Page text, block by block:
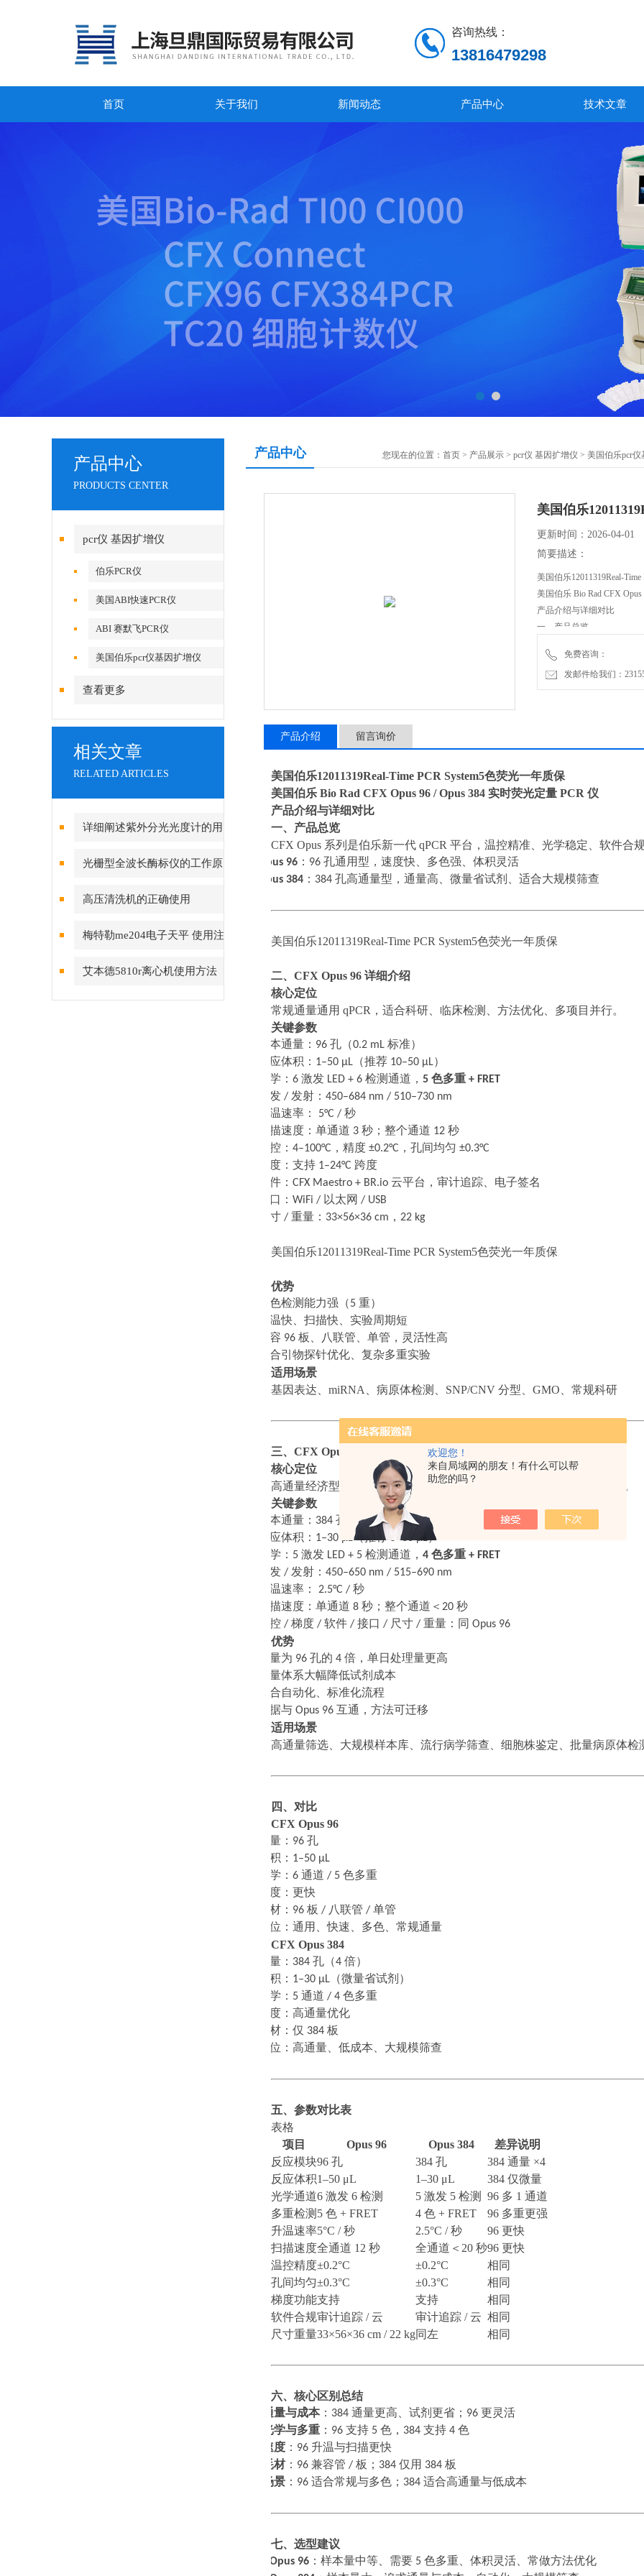
欢迎您！
来自局域网的朋友！有什么可以帮
助您的吗？
咨询热线：
13816479298
首页 关于我们 新闻动态 产品中心 技术文章
产品中心
PRODUCTS CENTER
pcr仪 基因扩增仪
伯乐PCR仪
美国ABI快速PCR仪
ABI 赛默飞PCR仪
美国伯乐pcr仪基因扩增仪
查看更多
相关文章
RELATED ARTICLES
详细阐述紫外分光光度计的用
途及工作原理
光栅型全波长酶标仪的工作原
理
高压清洗机的正确使用
梅特勒me204电子天平 使用注
意事项
艾本德5810r离心机使用方法
简要步骤
产品中心 您现在的位置： 首页 > 产品展示 > pcr仪 基因扩增仪 > 美国伯乐pcr
美国伯乐
更新时间：2026-04-01
简要描述：
美国伯乐12011319Real-
美国伯乐 Bio Rad CFX
产品介绍与详细对比
一、产品总览
·Opus 96：96 孔通用型，
免费咨询：
发邮件给我们：
产品介绍 留言询价
美国伯乐12011319Real-Time PCR System5色荧光一年质保
美国伯乐 Bio Rad CFX Opus 96 / Opus 384 实时荧光定量 PCR 仪
产品介绍与详细对比
一、产品总览
CFX Opus 系列是伯乐新一代 qPCR 平台，温控精准、光学稳定、软件合
Opus 96 ： 96 孔通用型，速度快、多色强、体积灵活
Opus 384 ： 384 孔高通量型，通量高、微量省试剂、适合大规模筛查
美国伯乐12011319Real-Time PCR System5色荧光一年质保
二、 CFX Opus 96 详细介绍
核心定位
常规通量通用 qPCR，适合科研、临床检测、方法优化、多项目并行。
关键参数
样本通量： 96 孔（0.2 mL 标准）
反应体积： 1–50 μL （推荐 10–50 μL）
光学： 6 激发 LED + 6 检测通道， 5 色多重 + FRET
激发 / 发射： 450–684 nm / 510–730 nm
升温速率： 5°C / 秒
扫描速度：单通道 3 秒；整个通道 12 秒
温控： 4–100°C ，精度 ±0.2°C ，孔间均匀 ±0.3°C
梯度：支持 1–24°C 跨度
软件： CFX Maestro + BR.io 云平台，审计追踪、电子签名
接口： WiFi / 以太网 / USB
尺寸 / 重量： 33×56×36 cm ， 22 kg
美国伯乐12011319Real-Time PCR System5色荧光一年质保
优势
多色检测能力强（ 5 重）
升温快、扫描快、实验周期短
兼容 96 板、八联管、单管，灵活性高
适合引物探针优化、复杂多重实验
适用场景
基因表达、 miRNA、病原体检测、SNP/CNV 分型、GMO、常规科研
三、 CFX Opus 384 详细介绍
核心定位
高通量经济型 qPCR，适合大批量样本、药物筛选、样本库、流行病学。
关键参数
样本通量： 384 孔（高密度）
反应体积： 1–30 μL（推荐 5–30 μL）
光学： 5 激发 LED + 5 检测通道， 4 色多重 + FRET
激发 / 发射： 450–650 nm / 515–690 nm
升温速率： 2.5°C / 秒
扫描速度：单通道 8 秒；整个通道＜ 20 秒
温控 / 梯度 / 软件 / 接口 / 尺寸 / 重量：同 Opus 96
优势
通量为 96 孔的 4 倍，单日处理量更高
微量体系大幅降低试剂成本
适合自动化、标准化流程
数据与 Opus 96 互通，方法可迁移
适用场景
高通量筛选、大规模样本库、流行病学筛查、细胞株鉴定、批量病原体检
四、对比
CFX Opus 96
通量： 96 孔
体积： 1–50 μL
光学： 6 通道 / 5 色多重
速度：更快
耗材： 96 板 / 八联管 / 单管
定位：通用、快速、多色、常规通量
CFX Opus 384
通量： 384 孔（4 倍）
体积： 1–30 μL （微量省试剂）
光学： 5 通道 / 4 色多重
速度：高通量优化
耗材：仅 384 板
定位：高通量、低成本、大规模筛查
五、参数对比表
表格
项目
Opus 96 Opus 384
差异说明
反应模块96 孔 384 孔
384 通量 ×4
反应体积1–50 μL 1–30 μL
384 仅微量
光学通道6 激发 6 检测 5 激发 5 检测
96 多 1 通道
多重检测 5 色 + FRET 4 色 + FRET
96 多重更强
升温速率5°C / 秒 2.5°C / 秒
96 更快
扫描速度全通道 12 秒 全通道＜ 20 秒96 更快
温控精度±0.2°C ±0.2°C
相同
孔间均匀±0.3°C ±0.3°C
相同
梯度功能支持 支持
相同
软件合规审计追踪 / 云 审计追踪 / 云 相同
尺寸重量33×56×36 cm / 22 kg同左 相同
六、核心区别总结
通量与成本： 384 通量更高、试剂更省； 96 更灵活
光学与多重 ： 96 支持 5 色， 384 支持 4 色
速度 ： 96 升温与扫描更快
耗材： 96 兼容管 / 板； 384 仅用 384 板
场景 ： 96 适合常规与多色； 384 适合高通量与低成本
七、选型建议
Opus 96 ：样本量中等、需要 5 色多重、体积灵活、常做方法优化